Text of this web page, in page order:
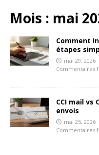
Mois : mai
Comment
étapes
mai 29, 2026
Commentaires
CCI mail vs
envois
mai 25, 2026
Commentaires